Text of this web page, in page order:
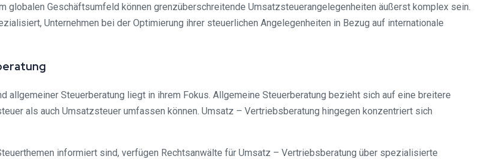
globalen Geschäftsumfeld können grenzüberschreitende Umsatzsteuerangelegenheiten äußerst komplex sein.
Unternehmen bei der Optimierung ihrer steuerlichen Angelegenheiten in Bezug auf internationale
allgemeiner Steuerberatung liegt in ihrem Fokus. Allgemeine Steuerberatung bezieht sich auf eine breitere
als auch Umsatzsteuer umfassen können. Umsatz – Vertriebsberatung hingegen konzentriert sich
informiert sind, verfügen Rechtsanwälte für Umsatz – Vertriebsberatung über spezialisierte